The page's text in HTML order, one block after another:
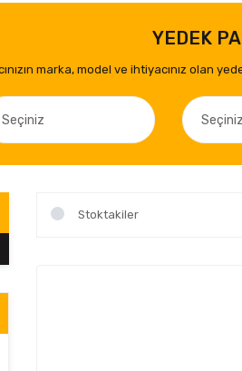
YEDEK
marka, model ve ihtiyacınız olan
Stoktakiler